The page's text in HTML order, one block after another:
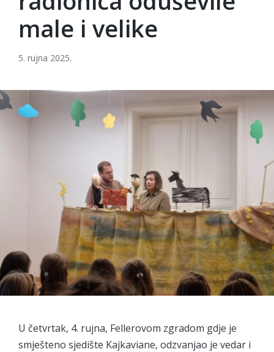
male i velike
5. rujna 2025.
U četvrtak, 4. rujna, Fellerovom zgradom gdje je
smješteno sjedište Kajkaviane, odzvanjao je vedar i